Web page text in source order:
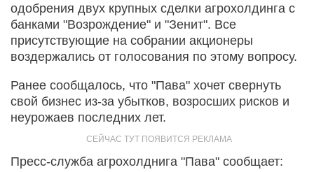
одобрения двух крупных сделки агрохолдинга с
банками "Возрождение" и "Зенит". Все
присутствующие на собрании акционеры
воздержались от голосования по этому вопросу.
Ранее сообщалось, что "Пава" хочет свернуть
свой бизнес из-за убытков, возросших рисков и
неурожаев последних лет.
Пресс-служба агрохолднига "Пава" сообщает: